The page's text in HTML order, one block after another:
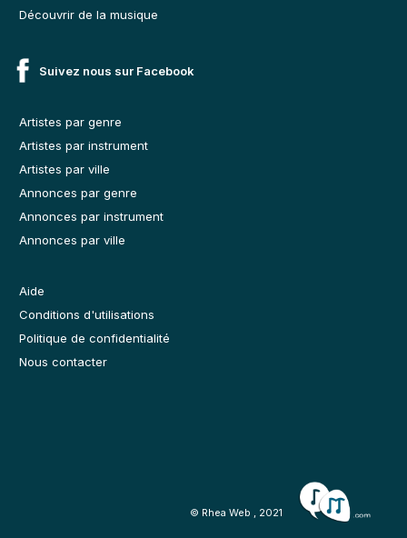
Découvrir de la musique
Suivez nous sur Facebook
Artistes par genre
Artistes par instrument
Artistes par ville
Annonces par genre
Annonces par instrument
Annonces par ville
Aide
Conditions d'utilisations
Politique de confidentialité
Nous contacter
© Rhea Web , 2021